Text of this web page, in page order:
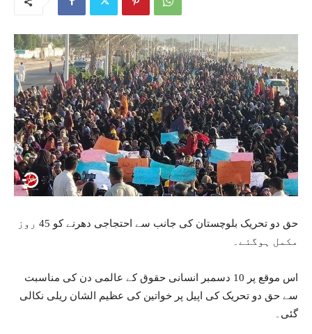
حق دو تحریک بلوچستان کی جانب سے احتجاجی دھرنے کو 45 روز
مکمل ہوگئے۔
اس موقع پر 10 دسمبر انسانی حقوق کے عالمی دن کی مناسبت
سے حق دو تحریک کی اپیل پر خواتین کی عظیم الشان ریلی نکالی
گئی۔